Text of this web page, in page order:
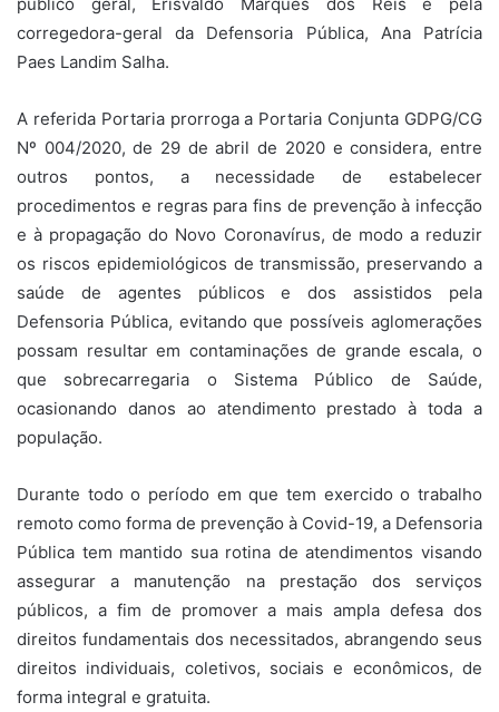
corregedora-geral da Defensoria Pública, Ana Patrícia
Paes Landim Salha.
A referida Portaria prorroga a Portaria Conjunta GDPG/CG
Nº 004/2020, de 29 de abril de 2020 e considera, entre
outros pontos, a necessidade de estabelecer
procedimentos e regras para fins de prevenção à infecção
e à propagação do Novo Coronavírus, de modo a reduzir
os riscos epidemiológicos de transmissão, preservando a
saúde de agentes públicos e dos assistidos pela
Defensoria Pública, evitando que possíveis aglomerações
possam resultar em contaminações de grande escala, o
que sobrecarregaria o Sistema Público de Saúde,
ocasionando danos ao atendimento prestado à toda a
população.
Durante todo o período em que tem exercido o trabalho
remoto como forma de prevenção à Covid-19, a Defensoria
Pública tem mantido sua rotina de atendimentos visando
assegurar a manutenção na prestação dos serviços
públicos, a fim de promover a mais ampla defesa dos
direitos fundamentais dos necessitados, abrangendo seus
direitos individuais, coletivos, sociais e econômicos, de
forma integral e gratuita.